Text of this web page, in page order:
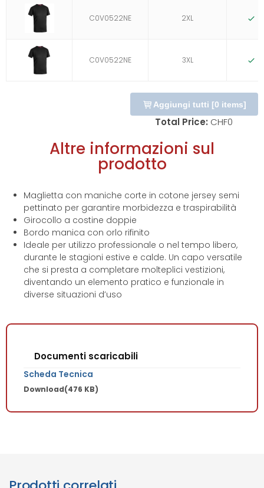
C0V0522NE 2XL
C0V0522NE 3XL
Aggiungi tutti [0 items]
Total Price: CHF0
Altre informazioni sul
prodotto
Maglietta con maniche corte in cotone jersey semi
pettinato per garantire morbidezza e traspirabilità
Girocollo a costine doppie
Bordo manica con orlo rifinito
Ideale per utilizzo professionale o nel tempo libero,
durante le stagioni estive e calde. Un capo versatile
che si presta a completare molteplici vestizioni,
diventando un elemento pratico e funzionale in
diverse situazioni d’uso
Documenti scaricabili
Scheda Tecnica
Download(476 KB)